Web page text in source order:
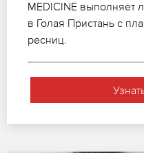
MEDICINE выполняет
в Голая Пристань с
ресниц.